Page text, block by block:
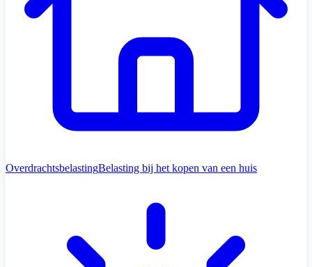
OverdrachtsbelastingBelasting bij het kopen van een huis